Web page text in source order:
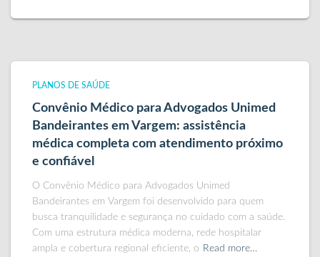
PLANOS DE SAÚDE
Convênio Médico para Advogados Unimed
Bandeirantes em Vargem: assistência
médica completa com atendimento próximo
e confiável
O Convênio Médico para Advogados Unimed
Bandeirantes em Vargem foi desenvolvido para quem
busca tranquilidade e segurança no cuidado com a saúde.
Com uma estrutura médica moderna, rede hospitalar
ampla e cobertura regional eficiente, o Read more…